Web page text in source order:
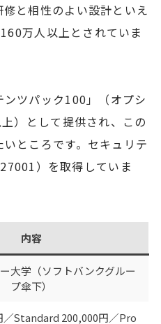
と相性のよい設計といえ
万人以上とされていま
ツパック100」（オプシ
）として提供され、この
ところです。セキュリテ
）を取得していま
内容
大学（ソフトバンクグルー
プ傘下）
Standard 200,000円／Pro